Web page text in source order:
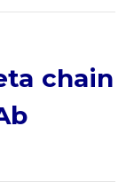
chain